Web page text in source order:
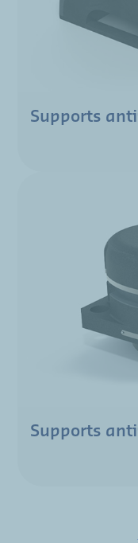
Supports
Supports